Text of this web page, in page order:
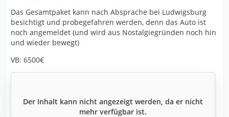
Das Gesamtpaket kann nach Absprache bei Ludwigsburg
besichtigt und probegefahren werden, denn das Auto ist
noch angemeldet (und wird aus Nostalgiegründen noch hin
und wieder bewegt)
VB: 6500€
Der Inhalt kann nicht angezeigt werden, da er nicht
mehr verfügbar ist.